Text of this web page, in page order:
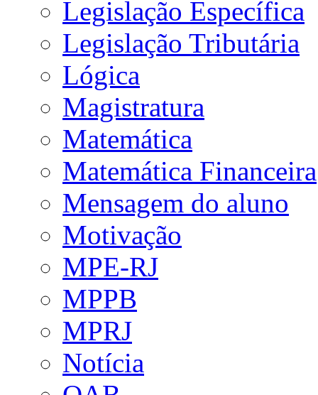
Legislação Específica
Legislação Tributária
Lógica
Magistratura
Matemática
Matemática Financeira
Mensagem do aluno
Motivação
MPE-RJ
MPPB
MPRJ
Notícia